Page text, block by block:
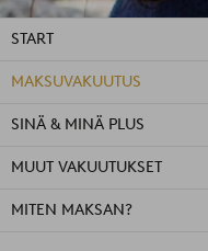
START
MAKSUVAKUUTUS
SINÄ & MINÄ PLUS
MUUT VAKUUTUKSET
MITEN MAKSAN?